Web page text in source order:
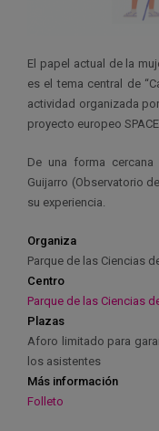
El papel actual de la
es el tema central de
actividad organizada
proyecto europeo
De una forma
Guijarro (Observatorio
su experiencia.
Organiza
Parque de las Ciencias
Centro
Parque de las Ciencias
Plazas
Aforo limitado para
los asistentes
Más información
Folleto